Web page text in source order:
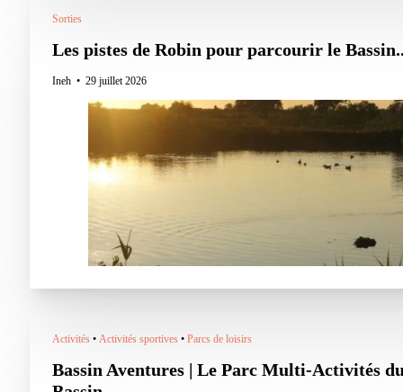
Sorties
Les pistes de Robin pour parcourir le
Ineh 29 juillet 2026
Activités• Activités sportives• Parcs de loisirs
Bassin Aventures | Le Parc Multi-Activités